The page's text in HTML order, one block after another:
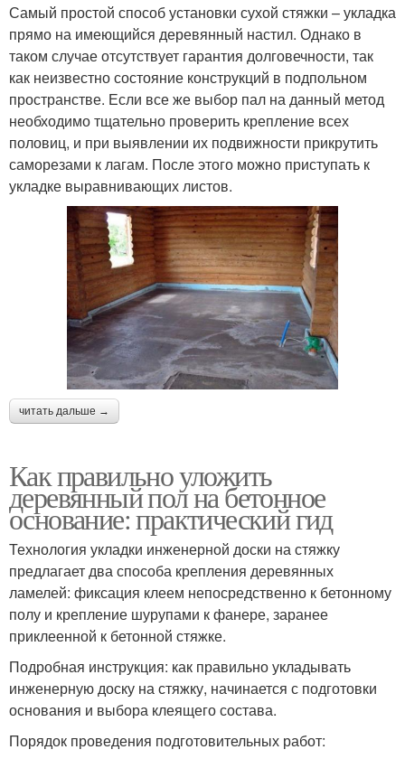
Самый простой способ установки сухой стяжки – укладка
прямо на имеющийся деревянный настил. Однако в
таком случае отсутствует гарантия долговечности, так
как неизвестно состояние конструкций в подпольном
пространстве. Если все же выбор пал на данный метод
необходимо тщательно проверить крепление всех
половиц, и при выявлении их подвижности прикрутить
саморезами к лагам. После этого можно приступать к
укладке выравнивающих листов.
читать дальше →
Как правильно уложить
деревянный пол на бетонное
основание: практический гид
Технология укладки инженерной доски на стяжку
предлагает два способа крепления деревянных
ламелей: фиксация клеем непосредственно к бетонному
полу и крепление шурупами к фанере, заранее
приклеенной к бетонной стяжке.
Подробная инструкция: как правильно укладывать
инженерную доску на стяжку, начинается с подготовки
основания и выбора клеящего состава.
Порядок проведения подготовительных работ: